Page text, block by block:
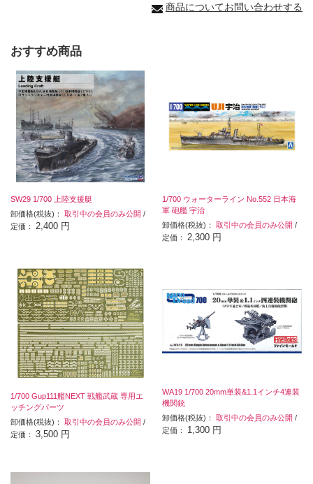
商品についてお問い合わせする
おすすめ商品
SW29 1/700 上陸支援艇
卸価格(税抜)： 取引中の会員のみ公開 /
定価： 2,400 円
1/700 ウォーターライン No.552 日本海
軍 砲艦 宇治
卸価格(税抜)：取引中の会員のみ公開 /
定価： 2,300 円
1/700 Gup111艦NEXT 戦艦武蔵 専用エ
ッチングパーツ
卸価格(税抜)： 取引中の会員のみ公開 /
定価： 3,500 円
WA19 1/700 20mm単装&1.1インチ4連装
機関銃
卸価格(税抜)：取引中の会員のみ公開 /
定価： 1,300 円